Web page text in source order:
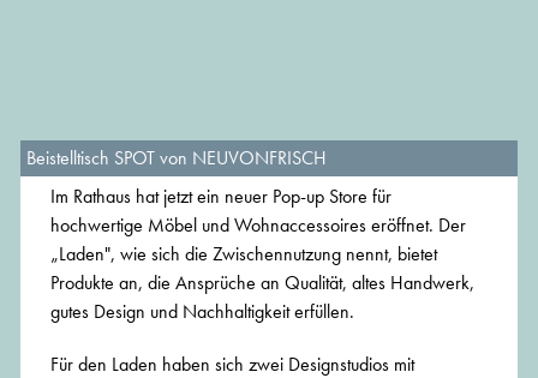
Beistelltisch SPOT von NEUVONFRISCH
Im Rathaus hat jetzt ein neuer Pop-up Store für
hochwertige Möbel und Wohnaccessoires eröffnet. Der
„Laden", wie sich die Zwischennutzung nennt, bietet
Produkte an, die Ansprüche an Qualität, altes Handwerk,
gutes Design und Nachhaltigkeit erfüllen.
Für den Laden haben sich zwei Designstudios mit